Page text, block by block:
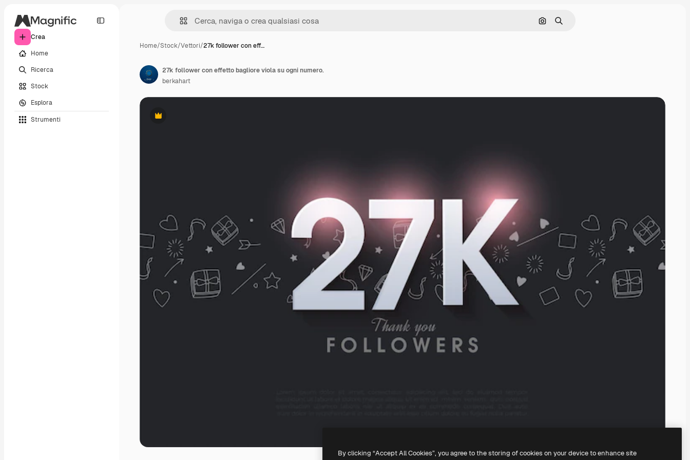
Crea
Home
Ricerca
Stock
Esplora
Strumenti
Cerca per immagine
Ricerca
Home/Stock/Vettori/27k follower con eff…
Premium
27k follower con effetto bagliore viola su ogni numero.
berkahart
By clicking “Accept All Cookies”, you agree to the storing of cookies on your device to enhance site